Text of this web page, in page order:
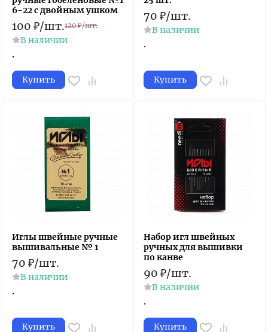
6-22 с двойным ушком
100 ₽/шт.120 ₽/шт.
В наличии
.
Купить
70 ₽/шт.
В наличии
.
Купить
Иглы швейные ручные
вышивальные № 1
70 ₽/шт.
В наличии
.
Купить
Набор игл швейных
ручных для вышивки
по канве
90 ₽/шт.
В наличии
.
Купить